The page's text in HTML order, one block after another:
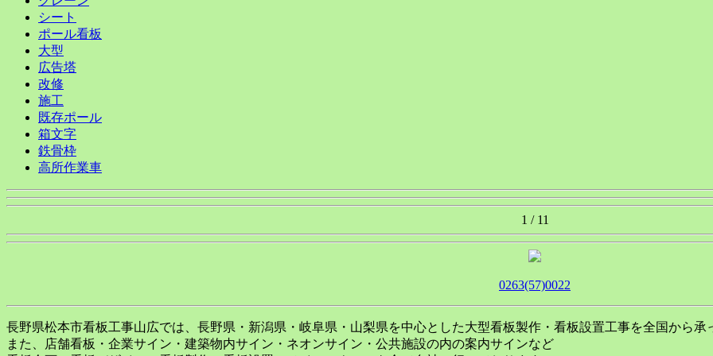
シート
ポール看板
大型
広告塔
改修
施工
既存ポール
箱文字
鉄骨枠
高所作業車
1 / 11
0263(57)0022
長野県松本市看板工事山広では、長野県・新潟県・岐阜県・山梨県を中心とした大型看板製作・看板設置工事を全国から承
また、店舗看板・企業サイン・建築物内サイン・ネオンサイン・公共施設の内の案内サインなど